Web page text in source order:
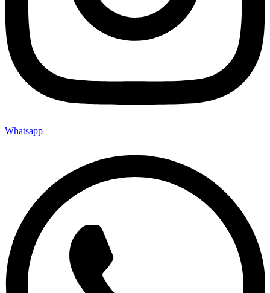
Whatsapp